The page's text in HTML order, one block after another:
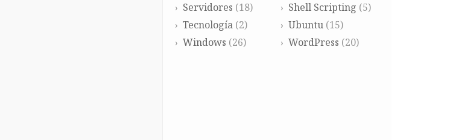
Servidores (18) Shell Scripting (5)
Tecnología (2) Ubuntu(15)
Windows (26) WordPress (20)